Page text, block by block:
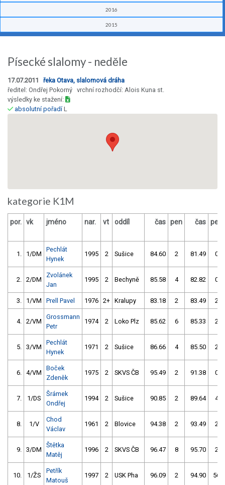
2016
2015
Písecké slalomy - neděle
17.07.2011 řeka Otava, slalomová dráha
ředitel: Ondřej Pokorný vrchní rozhodčí: Alois Kuna st.
výsledky ke stažení:
absolutní pořadíL
kategorie K1M
por. vk jméno nar. vt oddíl čas pen čas pen
1. 1/DM
Pechlát
Hynek
1995 2 Sušice 84.60 2 81.49 0
2. 2/DM
Zvolánek
Jan
1995 2 Bechyně 85.58 4 82.82 0
3. 1/VM Prell Pavel 1976 2+ Kralupy 83.18 2 83.49 2
4. 2/VM
Grossmann
Petr
1974 2 Loko Plz 85.62 6 85.33 2
5. 3/VM
Pechlát
Hynek
1971 2 Sušice 86.66 4 85.50 2
6. 4/VM
Boček
Zdeněk
1975 2 SKVS ČB 95.49 2 91.38 0
7. 1/DS
Šrámek
Ondřej
1994 2 Sušice 90.85 2 89.64 4
8. 1/V
Chod
Václav
1961 2 Blovice 94.38 2 93.49 2
9. 3/DM
Štětka
Matěj
1996 2 SKVS ČB 96.47 8 95.70 2
10. 1/ŽS
Petřík
Matouš
1997 2 USK Pha 96.09 2 94.90 56